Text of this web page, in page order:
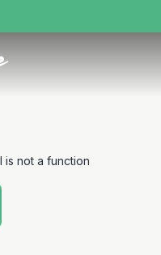
is not a function